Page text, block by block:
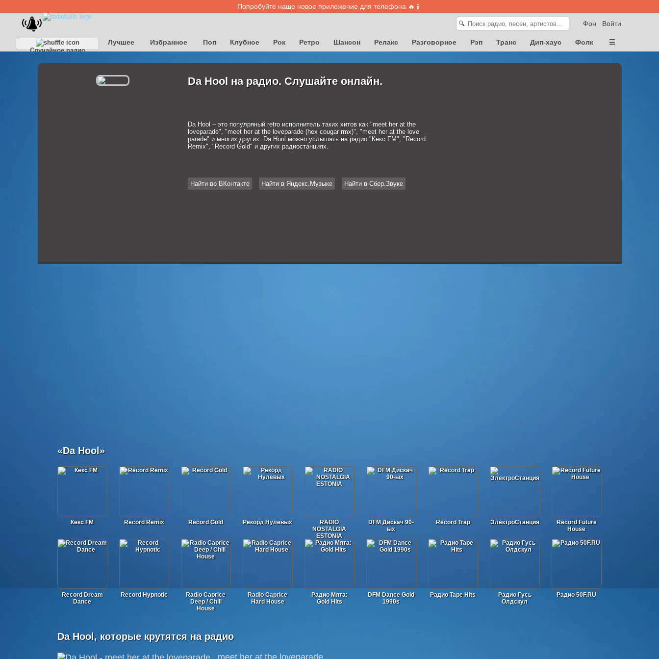
Попробуйте наше новое приложение для телефона 🔥📱
Войти
Фон
🔍
Случайное радио
Лучшее Избранное Поп Клубное Рок Ретро Шансон Релакс Разговорное Рэп Транс Дип-хаус Фолк ☰
Da Hool на радио. Слушайте онлайн.
Da Hool – это популряный retro исполнитель таких хитов как "meet her at the
loveparade", "meet her at the loveparade (hex cougar rmx)", "meet her at the love
parade" и многих других. Da Hool можно услышать на радио "Кекс FM", "Record
Remix", "Record Gold" и других радиостанциях.
Найти во ВКонтакте Найти в Яндекс.Музыке Найти в Сбер.Звуке
«Da Hool»
Кекс FM Record Remix Record Gold Рекорд Нулевых
RADIO
NOSTALGIA
ESTONIA
DFM Дискач 90-
ых
Record Trap ЭлектроСтанция
Record Future
House
Record Dream
Dance
Record Hypnotic
Radio Caprice
Deep / Chill
House
Radio Caprice
Hard House
Радио Мята:
Gold Hits
DFM Dance Gold
1990s
Радио Tape Hits
Радио Гусь
Олдскул
Радио 50F.RU
Da Hool, которые крутятся на радио
meet her at the loveparade